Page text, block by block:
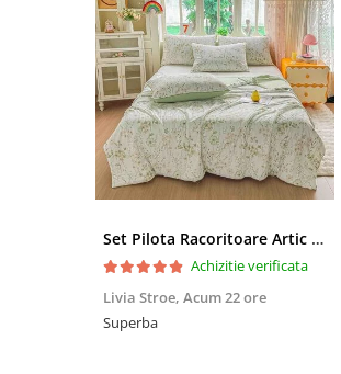
Set Pilota Racoritoare Artic Cool + 2 Fete De Perna
Achizitie verificata
Livia Stroe, Acum 22 ore
Superba